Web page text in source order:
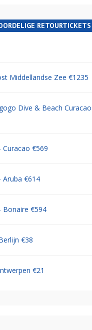
RETOURTICKETS
Middellandse Zee €1235
Dive & Beach Curacao
Curacao €569
Aruba €614
Bonaire €594
€38
€21